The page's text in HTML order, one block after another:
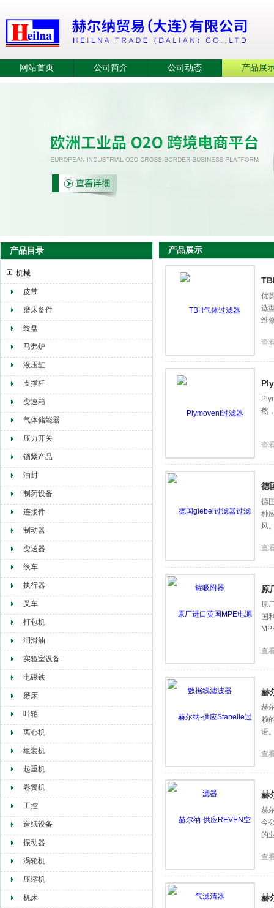
赫尔纳贸易（大连）有限公司
网站首页 公司简介 公司动态 产品展
产品目录
机械
皮带
磨床备件
绞盘
马弗炉
液压缸
支撑杆
变速箱
气体储能器
压力开关
锁紧产品
油封
制药设备
连接件
制动器
变送器
绞车
执行器
叉车
打包机
润滑油
实验室设备
电磁铁
磨床
叶轮
离心机
组装机
起重机
卷簧机
工控
造纸设备
振动器
涡轮机
压缩机
机床
产品展示
优
选
维
查
然
查
德
德
种
风
查
原
原
国
查
赫
赫
赖
语
查
赫
赫
今
的
查
赫